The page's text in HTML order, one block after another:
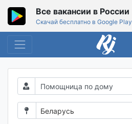
Все вакансии в России
Скачай бесплатно в Google Play
Беларусь